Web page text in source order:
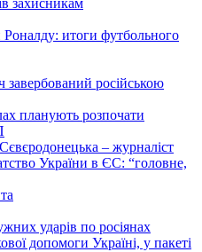
захисникам
итоги футбольного
російською
планують розпочати
– журналіст
України в ЄС: “головне,
ударів по росіянах
допомоги Україні, у пакеті